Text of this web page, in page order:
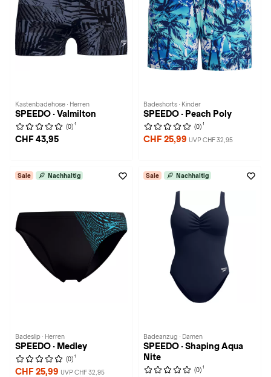
Kastenbadehose · Herren
SPEEDO · Valmilton
(0) 1
CHF 43,95
Badeshorts · Kinder
SPEEDO · Peach Poly
(0) 1
CHF 25,99 UVP CHF 32,95
Sale Nachhaltig
Badeslip · Herren
SPEEDO · Medley
(0) 1
CHF 25,99 UVP CHF 32,95
Sale Nachhaltig
Badeanzug · Damen
SPEEDO · Shaping Aqua
Nite
(0) 1